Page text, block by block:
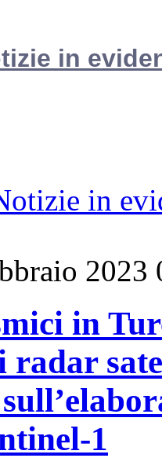
in
in
2023
in
radar
1